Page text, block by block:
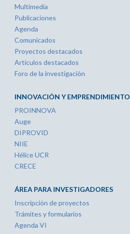
Multimedia
Publicaciones
Agenda
Comunicados
Proyectos destacados
Artículos destacados
Foro de la investigación
INNOVACIÓN Y EMPRENDIMIENTO
PROINNOVA
Auge
DIPROVID
NIIE
Hélice UCR
CRECE
ÁREA PARA INVESTIGADORES
Inscripción de proyectos
Trámites y formularios
Agenda VI